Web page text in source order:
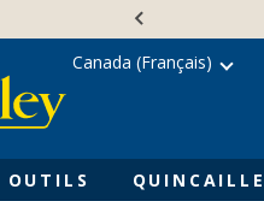
OUTILS
Canada (Français)